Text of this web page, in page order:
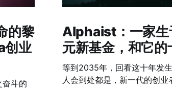
的黎
创业
斗的
Alphaist：一家
元新基金，和它的
等到2035年，回看这十年发
人会到处都是，新一代的创业